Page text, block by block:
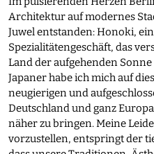
Architektur auf modernes
Juwel entstanden: Honoki,
Spezialitätengeschäft, das
Land der aufgehenden
Japaner habe ich mich auf
neugierigen und
Deutschland und ganz
näher zu bringen. Meine
vorzustellen, entspringt der